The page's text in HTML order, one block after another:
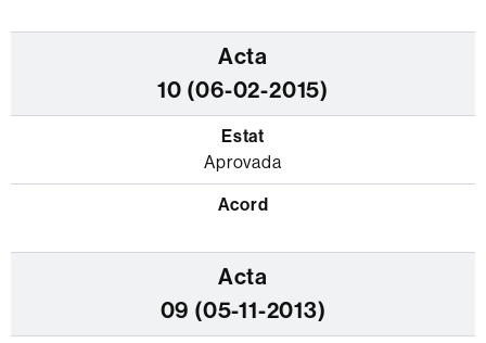
10 (06-02-2015)
Aprovada
09 (05-11-2013)